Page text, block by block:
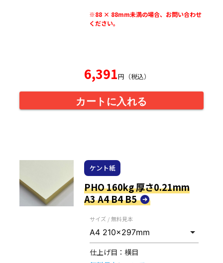
※88 × 88mm未満の場合、お問い合わせ
ください。
6,391円（税込）
カートに入れる
ケント紙
PHO 160kg 厚さ0.21mm
A3 A4 B4 B5
サイズ / 無料見本
仕上げ目： 横目